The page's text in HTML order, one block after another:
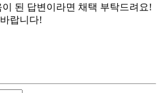
된 답변이라면 채택 부탁드려요!
랍니다!